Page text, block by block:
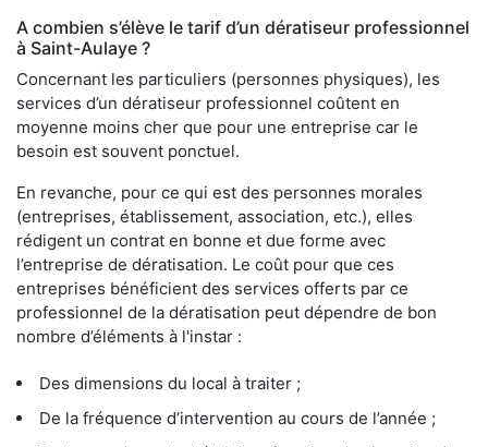
A combien s’élève le tarif d’un dératiseur professionnel
à Saint-Aulaye ?
Concernant les particuliers (personnes physiques), les
services d’un dératiseur professionnel coûtent en
moyenne moins cher que pour une entreprise car le
besoin est souvent ponctuel.
En revanche, pour ce qui est des personnes morales
(entreprises, établissement, association, etc.), elles
rédigent un contrat en bonne et due forme avec
l’entreprise de dératisation. Le coût pour que ces
entreprises bénéficient des services offerts par ce
professionnel de la dératisation peut dépendre de bon
nombre d’éléments à l'instar :
Des dimensions du local à traiter ;
De la fréquence d’intervention au cours de l’année ;